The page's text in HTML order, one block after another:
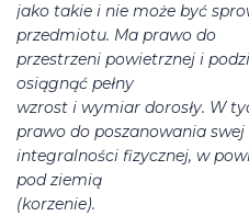
jako takie i nie może być
przedmiotu. Ma prawo do
przestrzeni powietrznej i
osiągnąć pełny
wzrost i wymiar dorosły. W
prawo do poszanowania swej
integralności fizycznej, w
pod ziemią
(korzenie).